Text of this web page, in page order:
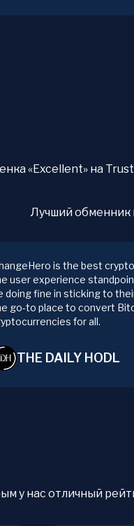
«Excellent» на
Лучший обменник
is the best
user experience
doing fine in sticking to
go-to place to convert
for all.
THE DAILY HODL
у нас отличный